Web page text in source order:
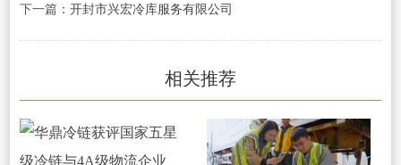
下一篇： 开封市兴宏冷库服务有限公司
相关推荐